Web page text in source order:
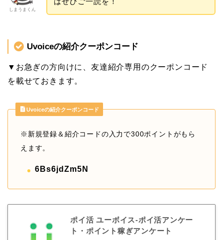
しまうまくん
Uvoiceの紹介クーポンコード
▼お急ぎの方向けに、友達紹介専用のクーポンコード
を載せておきます。
Uvoiceの紹介クーポンコード
※新規登録＆紹介コードの入力で300ポイントがもら
えます。
6Bs6jdZm5N
ポイ活 ユーボイス-ポイ活アンケー
ト・ポイント稼ぎアンケート